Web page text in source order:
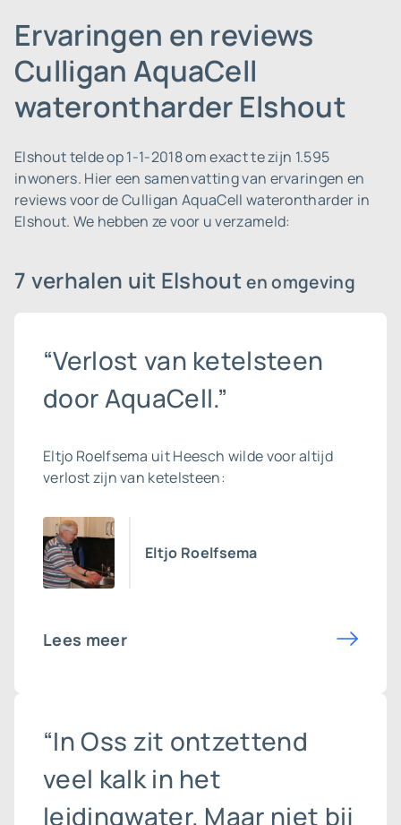
Ervaringen en reviews
Culligan AquaCell
waterontharder Elshout
Elshout telde op 1-1-2018 om exact te zijn 1.595
inwoners. Hier een samenvatting van ervaringen en
reviews voor de Culligan AquaCell waterontharder in
Elshout. We hebben ze voor u verzameld:
7 verhalen uit Elshouten omgeving
“Verlost van ketelsteen
door AquaCell.”
Eltjo Roelfsema uit Heesch wilde voor altijd
verlost zijn van ketelsteen:
Eltjo Roelfsema
Lees meer
“In Oss zit ontzettend
veel kalk in het
leidingwater. Maar niet bij